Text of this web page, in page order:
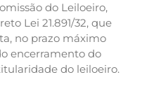
do Leiloeiro,
Lei 21.891/32, que
no prazo máximo
encerramento do
do leiloeiro.